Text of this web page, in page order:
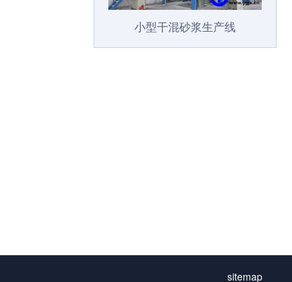
小型干混砂浆生产线
sitemap